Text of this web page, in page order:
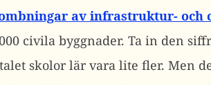
av infrastruktur- och
civila byggnader. Ta in den
skolor lär vara lite fler. Men